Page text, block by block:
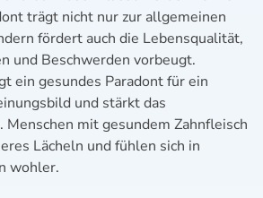
trägt nicht nur zur allgemeinen
fördert auch die Lebensqualität,
und Beschwerden vorbeugt.
ein gesundes Paradont für ein
und stärkt das
mit gesundem Zahnfleisch
Lächeln und fühlen sich in
wohler.